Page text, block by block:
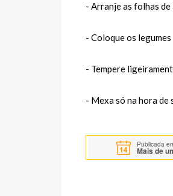
- Arranje as folhas de
- Coloque os
- Tempere
- Mexa só na hora de
Publicada
Mais de